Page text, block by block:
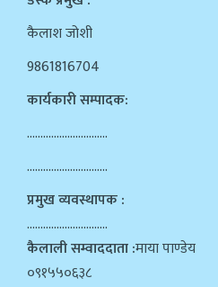
कैलाश जोशी
9861816704
कार्यकारी सम्पादक:
…………………………
…………………………
प्रमुख व्यवस्थापक :
…………………………
कैलाली सम्वाददाता :माया पाण्डेय
०९१५५०६३८